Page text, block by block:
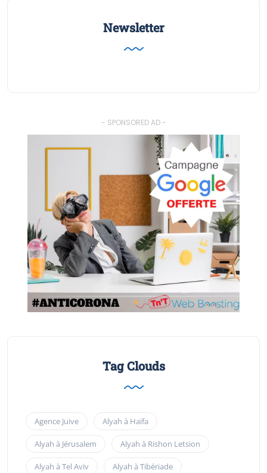
Newsletter
- SPONSORED AD -
Tag Clouds
Agence Juive Alyah à Haïfa
Alyah à Jérusalem Alyah à Rishon Letsion
Alyah à Tel Aviv Alyah à Tibériade